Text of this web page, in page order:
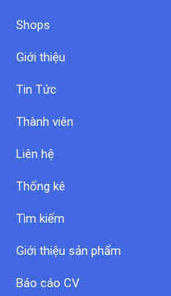
Shops
Giới thiệu
Tin Tức
Thành viên
Liên hệ
Thống kê
Tìm kiếm
Giới thiệu sản phẩm
Báo cáo CV